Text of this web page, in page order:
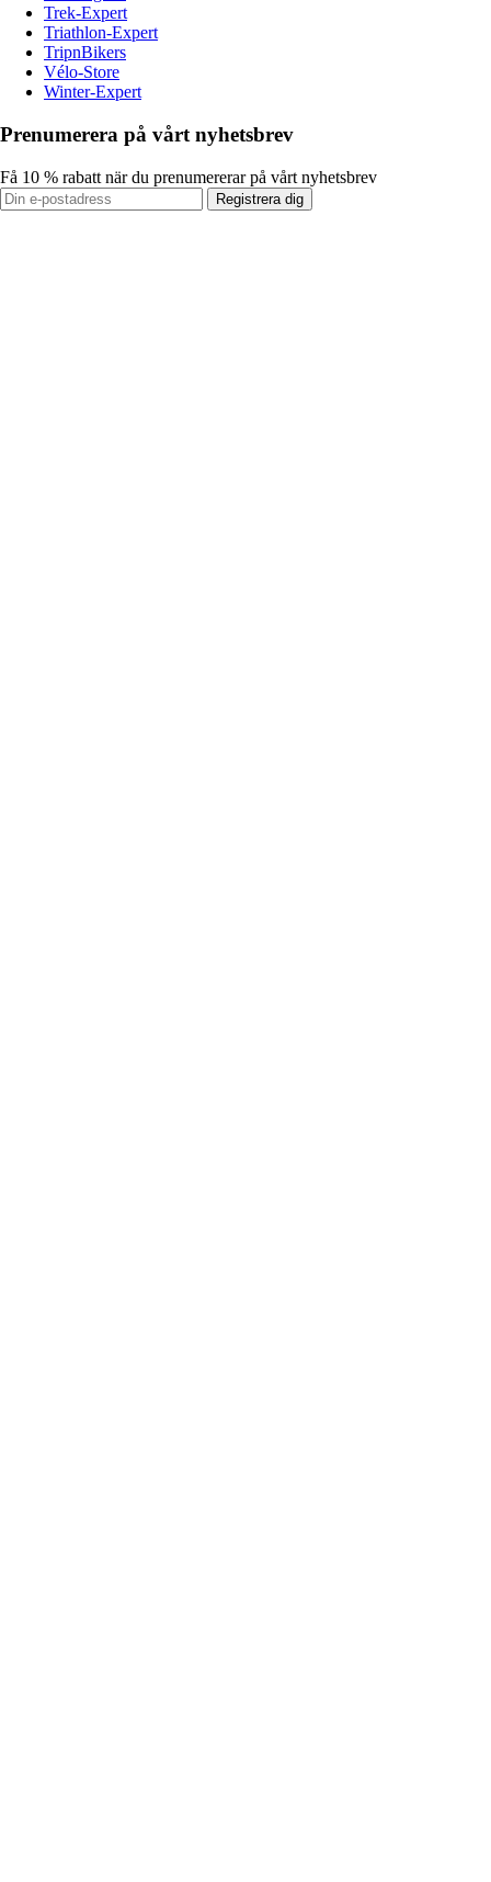
Trek-Expert
Triathlon-Expert
TripnBikers
Vélo-Store
Winter-Expert
Prenumerera på vårt nyhetsbrev
Få 10 % rabatt när du prenumererar på vårt nyhetsbrev
Registrera dig